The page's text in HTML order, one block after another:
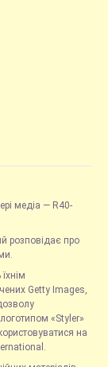
медіа — R40-
розповідає про
Getty Images,
«Styler»
на